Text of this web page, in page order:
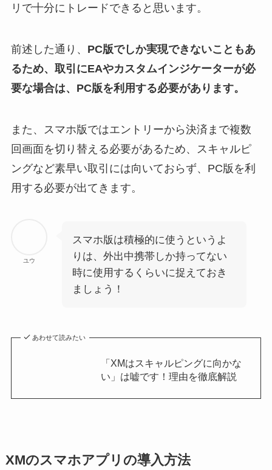
リで十分にトレードできると思います。
前述した通り、 PC版でしか実現できないこともあ
るため、取引にEAやカスタムインジケーターが必
要な場合は、PC版を利用する必要があります。
また、スマホ版ではエントリーから決済まで複数
回画面を切り替える必要があるため、スキャルピ
ングなど素早い取引には向いておらず、PC版を利
用する必要が出てきます。
ユウ
スマホ版は積極的に使うというよ
りは、外出中携帯しか持ってない
時に使用するくらいに捉えておき
ましょう！
あわせて読みたい
「XMはスキャルピングに向かな
い」は嘘です！理由を徹底解説
XMのスマホアプリの導入方法